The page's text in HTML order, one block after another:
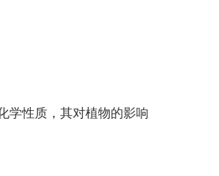
学性质，其对植物的影响